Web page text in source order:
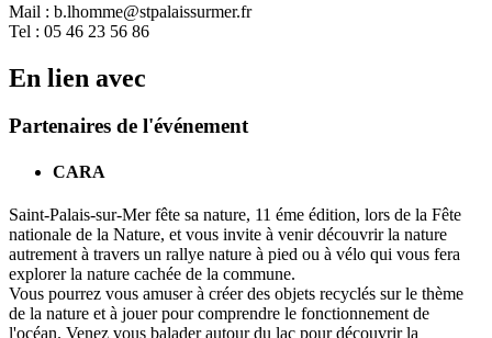
Mail : b.lhomme@stpalaissurmer.fr
Tel : 05 46 23 56 86
En lien avec
Partenaires de l'événement
CARA
Saint-Palais-sur-Mer fête sa nature, 11 éme édition, lors de la Fête
nationale de la Nature, et vous invite à venir découvrir la nature
autrement à travers un rallye nature à pied ou à vélo qui vous fera
explorer la nature cachée de la commune.
Vous pourrez vous amuser à créer des objets recyclés sur le thème
de la nature et à jouer pour comprendre le fonctionnement de
l'océan. Venez vous balader autour du lac pour découvrir la